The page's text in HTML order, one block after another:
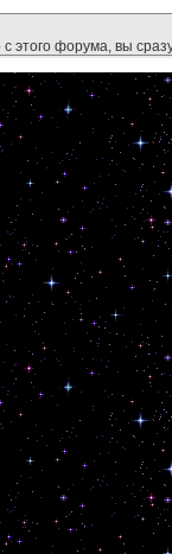
этого форума, вы